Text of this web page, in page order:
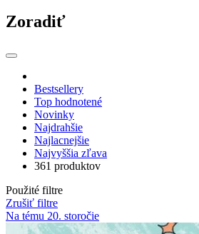
Zoradiť
Bestsellery
Top hodnotené
Novinky
Najdrahšie
Najlacnejšie
Najvyššia zľava
361 produktov
Použité filtre
Zrušiť filtre
Na tému 20. storočie